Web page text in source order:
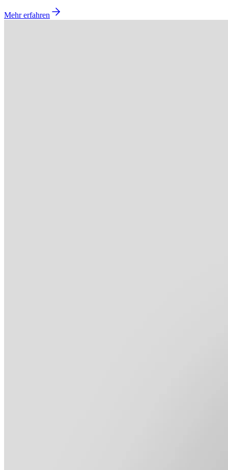
Mehr erfahren